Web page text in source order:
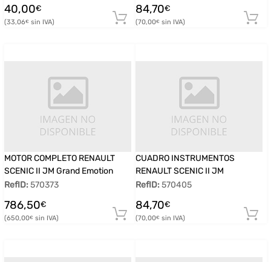
40,00€
33,06€
84,70€
70,00€
MOTOR COMPLETO RENAULT
SCENIC II JM Grand Emotion
RefID: 570373
786,50€
650,00€
CUADRO INSTRUMENTOS
RENAULT SCENIC II JM
RefID: 570405
84,70€
70,00€